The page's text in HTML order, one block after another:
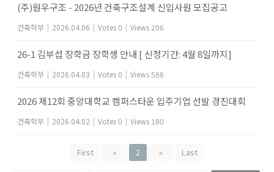
(주)원우구조 - 2026년 건축구조설계 신입사원 모집공고
건축학부 | 2026.04.06 | Votes 0 | Views 206
26-1 김부섭 장학금 장학생 안내 [ 신청기간: 4월 8일까지]
건축학부 | 2026.04.03 | Votes 0 | Views 588
2026 제12회 중앙대학교 캠퍼스타운 입주기업 선발 경진대회
건축학부 | 2026.04.02 | Votes 0 | Views 180
First « 2 » Last